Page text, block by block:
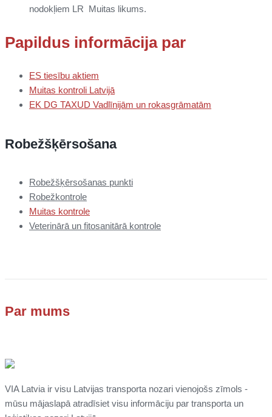
nodokļiem LR Muitas likums.
Papildus informācija par
ES tiesību aktiem
Muitas kontroli Latvijā
EK DG TAXUD Vadlīnijām un rokasgrāmatām
Robežšķērsošana
Robežšķērsošanas punkti
Robežkontrole
Muitas kontrole
Veterinārā un fitosanitārā kontrole
Par mums
VIA Latvia ir visu Latvijas transporta nozari vienojošs zīmols -
mūsu mājaslapā atradīsiet visu informāciju par transporta un